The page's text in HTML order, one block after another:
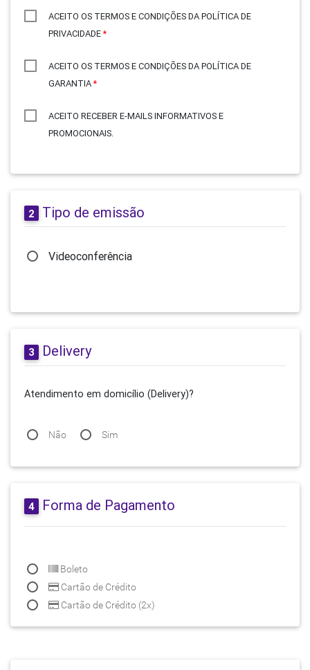
ACEITO OS TERMOS E CONDIÇÕES DA POLÍTICA DE
PRIVACIDADE*
ACEITO OS TERMOS E CONDIÇÕES DA POLÍTICA DE
GARANTIA*
ACEITO RECEBER E-MAILS INFORMATIVOS E
PROMOCIONAIS.
2 Tipo de emissão
Videoconferência
3 Delivery
Atendimento em domicílio (Delivery)?
Não Sim
4 Forma de Pagamento
Boleto
Cartão de Crédito
Cartão de Crédito (2x)